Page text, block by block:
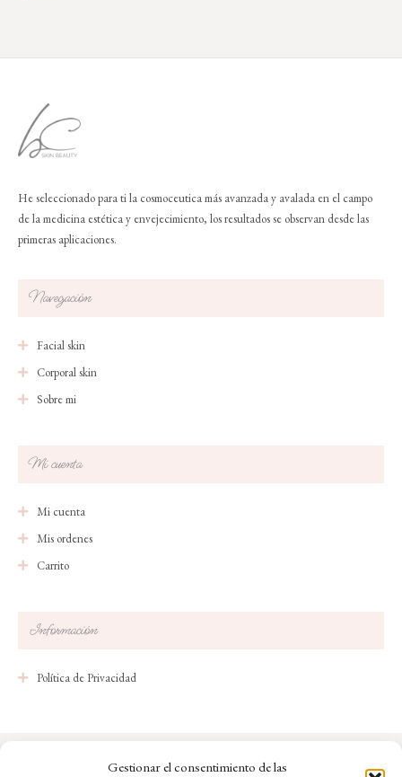
Gestionar el consentimiento de las
He seleccionado para ti la cosmoceutica más avanzada y avalada en el campo
de la medicina estética y envejecimiento, los resultados se observan desde las
primeras aplicaciones.
Navegación
Facial skin
Corporal skin
Sobre mi
Mi cuenta
Mi cuenta
Mis ordenes
Carrito
Información
Política de Privacidad
© Copyright 2023 Belén Cuendias Skin Beauty